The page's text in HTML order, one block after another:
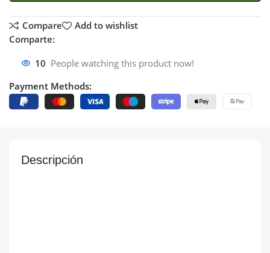
Compare
Add to wishlist
Comparte:
10 People watching this product now!
Payment Methods:
Descripción